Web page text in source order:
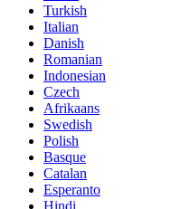
Turkish
Italian
Danish
Romanian
Indonesian
Czech
Afrikaans
Swedish
Polish
Basque
Catalan
Esperanto
Hindi